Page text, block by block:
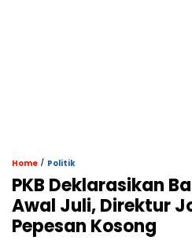
Home / Politik
PKB Deklarasikan
Awal Juli, Direktur
Pepesan Kosong